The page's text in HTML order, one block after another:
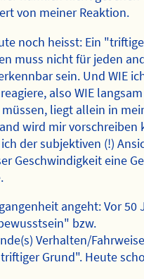
von meiner Reaktion.
noch heisst: Ein
muss nicht für jeden
sein. Und WIE
also WIE
liegt allein in
wird mir vorschreiben
der subjektiven (!)
Geschwindigkeit eine
angeht: Vor 50
bzw.
Verhalten/
Grund". Heute